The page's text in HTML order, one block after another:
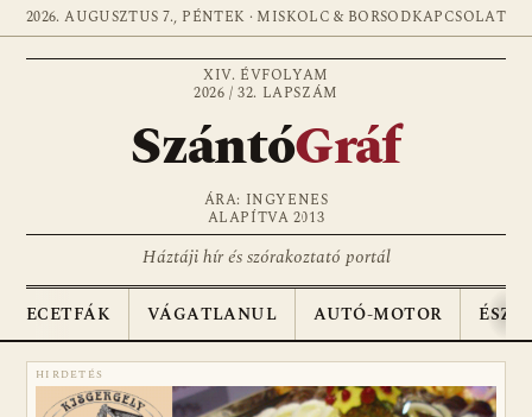
2026. AUGUSZTUS 7., PÉNTEK · MISKOLC & BORSODKAPCSOLAT
XIV. ÉVFOLYAM
2026 / 32. LAPSZÁM
SzántóGráf
ÁRA: INGYENES
ALAPÍTVA 2013
Háztáji hír és szórakoztató portál
ECETFÁK VÁGATLANUL AUTÓ-MOTOR
HIRDETÉS